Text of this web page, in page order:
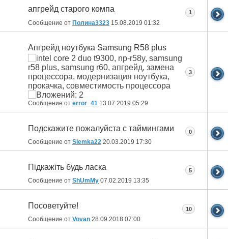
апгрейд старого компа
Сообщение от Полина3323 15.08.2019 01:32
1
Апгрейд ноутбука Samsung R58 plus
Сообщение от error_41 13.07.2019 05:29
3
Подскажите пожалуйста с таймингами
Сообщение от Slemka22 20.03.2019 17:30
0
Підкажіть будь ласка
Сообщение от ShUmMy 07.02.2019 13:35
5
Посоветуйте!
Сообщение от Vovan 28.09.2018 07:00
10